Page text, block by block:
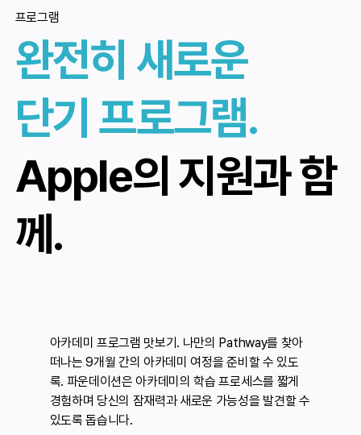
​프로그램
완전히 새로운
단기 프로그램.
Apple의 지원과 함
께.
아카데미 프로그램 맛보기. 나만의 Pathway를 찾아
떠나는 9개월 간의 아카데미 여정을 준비할 수 있도
록. 파운데이션은 아카데미의 학습 프로세스를 짧게
경험하며 당신의 잠재력과 새로운 가능성을 발견할 수
있도록 돕습니다.